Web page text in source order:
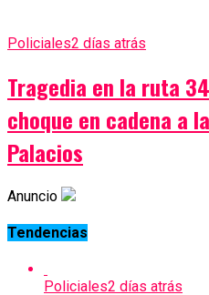
Policiales2 días atrás
Tragedia en la ruta
choque en cadena a
Palacios
Anuncio
Tendencias
Policiales2 días atrás